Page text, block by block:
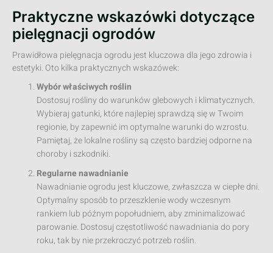
Praktyczne wskazówki dotyczące
pielęgnacji ogrodów
Prawidłowa pielęgnacja ogrodu jest kluczowa dla jego zdrowia i
estetyki. Oto kilka praktycznych wskazówek:
Wybór właściwych roślin
Dostosuj rośliny do warunków glebowych i klimatycznych.
Wybieraj gatunki, które najlepiej sprawdzą się w Twoim
regionie, by zapewnić im optymalne warunki do wzrostu.
Pamiętaj, że lokalne rośliny są często bardziej odporne na
choroby i szkodniki.
Regularne nawadnianie
Nawadnianie ogrodu jest kluczowe, zwłaszcza w ciepłe dni.
Optymalny sposób to przeszklenie wody wczesnym
rankiem lub późnym popołudniem, aby zminimalizować
parowanie. Dostosuj częstotliwość nawadniania do pory
roku, tak by nie przekroczyć potrzeb roślin.